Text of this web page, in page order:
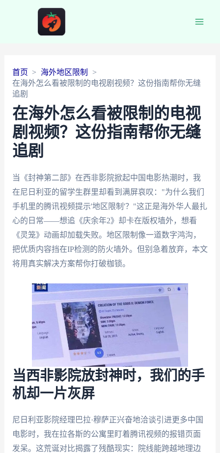
首页
海外地区限制
在海外怎么看被限制的电视剧视频？这份指南帮你无缝
追剧
在海外怎么看被限制的电视
剧视频？这份指南帮你无缝
追剧
当《封神第二部》在西非影院掀起中国电影热潮时，我
在尼日利亚的留学生群里却看到满屏哀叹："为什么我们
手机里的腾讯视频提示'地区限制'？"这正是海外华人最扎
心的日常——想追《庆余年2》却卡在版权墙外，想看
《灵笼》动画却加载失败。地区限制像一道数字鸿沟，
把优质内容挡在IP检测的防火墙外。但别急着放弃，本文
将用真实解决方案帮你打破枷锁。
当西非影院放封神时，我们的手
机却一片灰屏
尼日利亚影院经理巴拉·穆萨正兴奋地洽谈引进更多中国
电影时，我在拉各斯的公寓里盯着腾讯视频的报错页面
发呆。这荒诞对比揭露了残酷现实：院线能跨越地理边